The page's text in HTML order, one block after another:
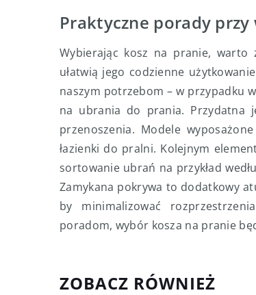
Praktyczne porady przy
Wybierając kosz na pranie, warto
ułatwią jego codzienne
naszym potrzebom – w przypadku
na ubrania do prania. Przydatna
przenoszenia. Modele
łazienki do pralni. Kolejnym
sortowanie ubrań na przykład
Zamykana pokrywa to dodatkowy
by minimalizować
poradom, wybór kosza na pranie
ZOBACZ RÓWNIEŻ